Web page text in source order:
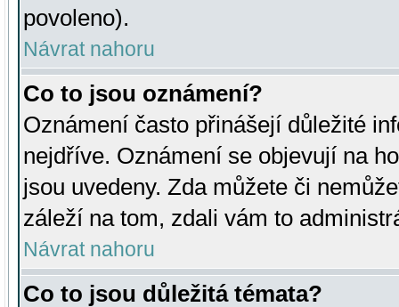
povoleno).
Návrat nahoru
Co to jsou oznámení?
Oznámení často přinášejí důležité
nejdříve. Oznámení se objevují na
jsou uvedeny. Zda můžete či
záleží na tom, zdali vám to
Návrat nahoru
Co to jsou důležitá témata?